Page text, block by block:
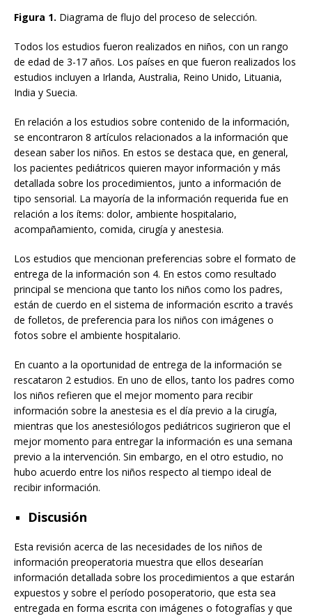
Figura 1. Diagrama de flujo del proceso de selección.
Todos los estudios fueron realizados en niños, con un rango
de edad de 3-17 años. Los países en que fueron realizados los
estudios incluyen a Irlanda, Australia, Reino Unido, Lituania,
India y Suecia.
En relación a los estudios sobre contenido de la información,
se encontraron 8 artículos relacionados a la información que
desean saber los niños. En estos se destaca que, en general,
los pacientes pediátricos quieren mayor información y más
detallada sobre los procedimientos, junto a información de
tipo sensorial. La mayoría de la información requerida fue en
relación a los ítems: dolor, ambiente hospitalario,
acompañamiento, comida, cirugía y anestesia.
Los estudios que mencionan preferencias sobre el formato de
entrega de la información son 4. En estos como resultado
principal se menciona que tanto los niños como los padres,
están de cuerdo en el sistema de información escrito a través
de folletos, de preferencia para los niños con imágenes o
fotos sobre el ambiente hospitalario.
En cuanto a la oportunidad de entrega de la información se
rescataron 2 estudios. En uno de ellos, tanto los padres como
los niños refieren que el mejor momento para recibir
información sobre la anestesia es el día previo a la cirugía,
mientras que los anestesiólogos pediátricos sugirieron que el
mejor momento para entregar la información es una semana
previo a la intervención. Sin embargo, en el otro estudio, no
hubo acuerdo entre los niños respecto al tiempo ideal de
recibir información.
Discusión
Esta revisión acerca de las necesidades de los niños de
información preoperatoria muestra que ellos desearían
información detallada sobre los procedimientos a que estarán
expuestos y sobre el período posoperatorio, que esta sea
entregada en forma escrita con imágenes o fotografías y que